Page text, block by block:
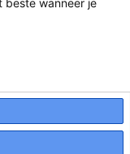
beste wanneer je